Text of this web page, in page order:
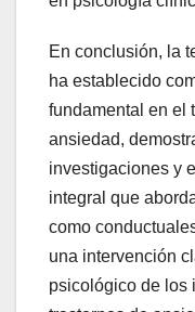
En conclusión, la
ha establecido
fundamental en el
ansiedad,
investigaciones y
integral que
como
una intervención
psicológico de los